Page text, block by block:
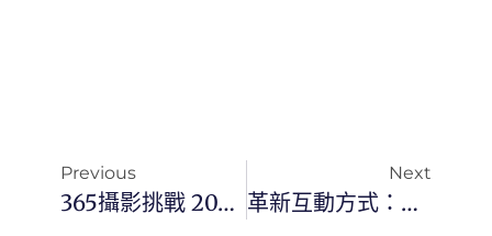
Previous
365攝影挑戰 20240128(日) 028/365 Day2931
Next
革新互動方式：ChatGPT Plus 引入@mention功能，開啟定制GPT模型的無限可能